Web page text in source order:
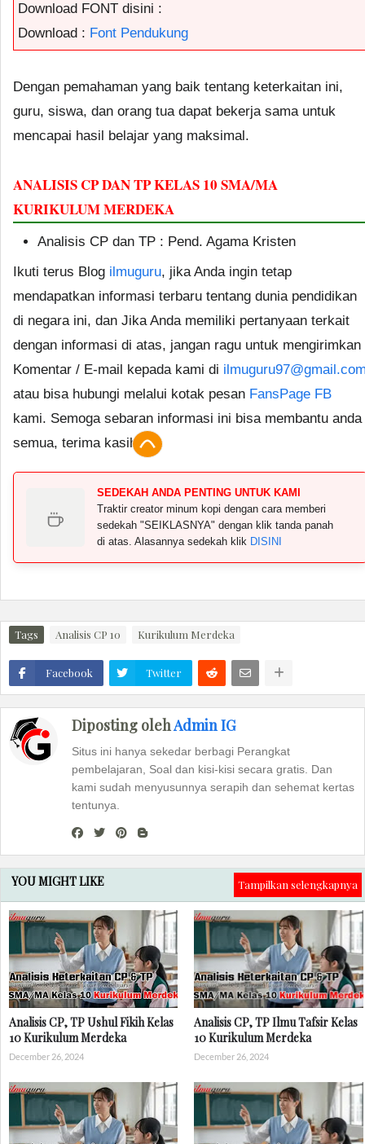
Download FONT disini :
Download : Font Pendukung
Dengan pemahaman yang baik tentang keterkaitan ini,
guru, siswa, dan orang tua dapat bekerja sama untuk
mencapai hasil belajar yang maksimal.
ANALISIS CP DAN TP KELAS 10 SMA/MA
KURIKULUM MERDEKA
Analisis CP dan TP : Pend. Agama Kristen
Ikuti terus Blog ilmuguru, jika Anda ingin tetap
mendapatkan informasi terbaru tentang dunia pendidikan
di negara ini, dan Jika Anda memiliki pertanyaan terkait
dengan informasi di atas, jangan ragu untuk mengirimkan
Komentar / E-mail kepada kami di
atau bisa hubungi melalui kotak pesan FansPage FB
kami. Semoga sebaran informasi ini bisa membantu anda
semua, terima kasih.
SEDEKAH ANDA PENTING UNTUK KAMI
Traktir creator minum kopi dengan cara memberi
sedekah "SEIKLASNYA" dengan klik tanda panah
di atas. Alasannya sedekah klik DISINI
Tags Analisis CP 10 Kurikulum Merdeka
Facebook Twitter
Diposting olehAdmin IG
Situs ini hanya sekedar berbagi Perangkat
pembelajaran, Soal dan kisi-kisi secara gratis. Dan
kami sudah menyusunnya serapih dan sehemat kertas
tentunya.
YOU MIGHT LIKE Tampilkan selengkapnya
Analisis CP, TP Ushul Fikih Kelas
10 Kurikulum Merdeka
December 26, 2024
Analisis CP, TP Ilmu Tafsir Kelas
10 Kurikulum Merdeka
December 26, 2024